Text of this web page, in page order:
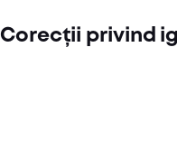
Corecții privind